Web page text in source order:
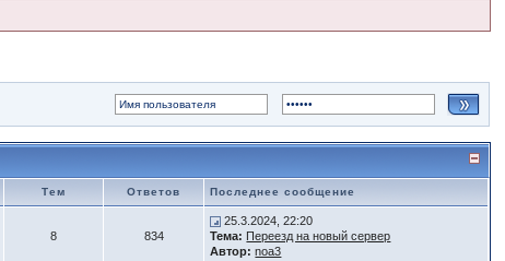
Тем Ответов Последнее сообщение
8 834
25.3.2024, 22:20
Тема: Переезд на новый сервер
Автор: noa3